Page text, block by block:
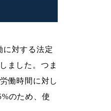
に対する法定
ました。つま
働時間に対し
のため、使